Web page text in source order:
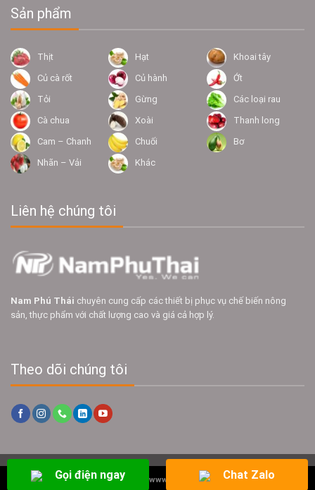
Chat Zalo
Gọi điện ngay
Sản phẩm
Thịt Hạt
Khoai tây
Củ cà rốt
Củ hành
Ớt
Tỏi
Gừng
Các loại rau
Cà chua
Xoài
Thanh long
Cam – Chanh
Chuối
Bơ
Nhãn – Vải
Khác
Liên hệ chúng tôi
Nam Phú Thái chuyên cung cấp các thiết bị phục vụ chế biến nông
sản, thực phẩm với chất lượng cao và giá cả hợp lý.
Theo dõi chúng tôi
Copyright 2026 © www.namphuthai.com